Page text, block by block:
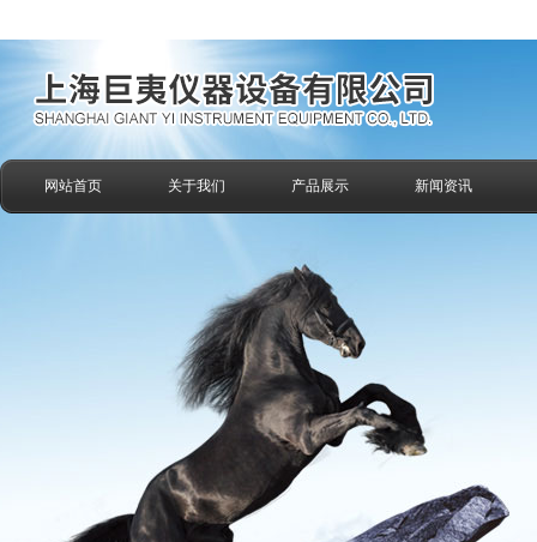
网站首页 关于我们 产品展示 新闻资讯